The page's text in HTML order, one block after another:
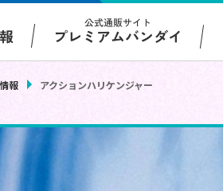
公式通販サイト
プレミアムバンダイ
報 アクションハリケンジャー